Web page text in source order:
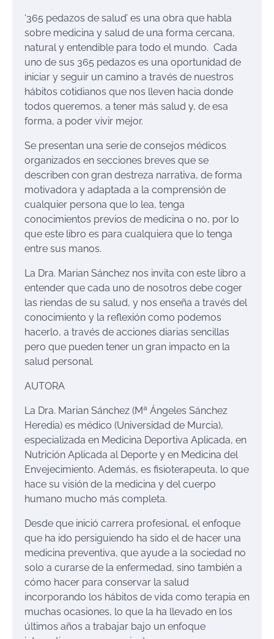
‘365 pedazos de salud’ es una obra que habla
sobre medicina y salud de una forma cercana,
natural y entendible para todo el mundo. Cada
uno de sus 365 pedazos es una oportunidad de
iniciar y seguir un camino a través de nuestros
hábitos cotidianos que nos lleven hacia donde
todos queremos, a tener más salud y, de esa
forma, a poder vivir mejor.
Se presentan una serie de consejos médicos
organizados en secciones breves que se
describen con gran destreza narrativa, de forma
motivadora y adaptada a la comprensión de
cualquier persona que lo lea, tenga
conocimientos previos de medicina o no, por lo
que este libro es para cualquiera que lo tenga
entre sus manos.
La Dra. Marian Sánchez nos invita con este libro a
entender que cada uno de nosotros debe coger
las riendas de su salud, y nos enseña a través del
conocimiento y la reflexión como podemos
hacerlo, a través de acciones diarias sencillas
pero que pueden tener un gran impacto en la
salud personal.
AUTORA
La Dra. Marian Sánchez (Mª Ángeles Sánchez
Heredia) es médico (Universidad de Murcia),
especializada en Medicina Deportiva Aplicada, en
Nutrición Aplicada al Deporte y en Medicina del
Envejecimiento. Además, es fisioterapeuta, lo que
hace su visión de la medicina y del cuerpo
humano mucho más completa.
Desde que inició carrera profesional, el enfoque
que ha ido persiguiendo ha sido el de hacer una
medicina preventiva, que ayude a la sociedad no
solo a curarse de la enfermedad, sino también a
cómo hacer para conservar la salud
incorporando los hábitos de vida como terapia en
muchas ocasiones, lo que la ha llevado en los
últimos años a trabajar bajo un enfoque